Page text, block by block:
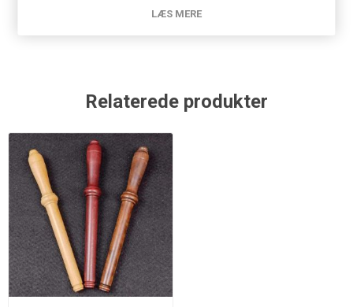
(2), niddy noddies
Relaterede produkter
LÆS MERE